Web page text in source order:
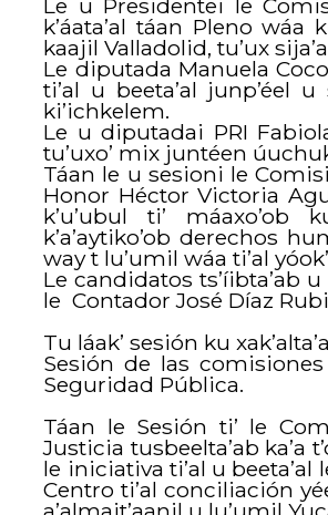
Le u Presidentei le
k’áata’al táan Pleno
kaajil Valladolid, tu’ux
Le diputada Manuela
ti’al u beeta’al junp’éel
ki’ichkelem.
Le u diputadai PRI
tu’uxo’ mix juntéen
Táan le u sesioni le
Honor Héctor Victoria
k’u’ubul ti’
k’a’aytiko’ob derechos
way t lu’umil wáa ti’al
Le candidatos ts’íibta’ab u
le Contador José Díaz
Tu láak’ sesión ku
Sesión de las
Seguridad Pública.
Táan le Sesión ti’ le
Justicia tusbeelta’ab ka’a
le iniciativa ti’al u
Centro ti’al conciliación